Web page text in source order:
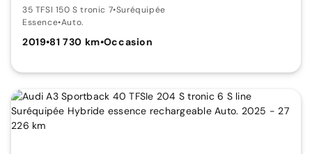
35 TFSI 150 S tronic 7•Suréquipée
Essence•Auto.
2019•81 730 km•Occasion